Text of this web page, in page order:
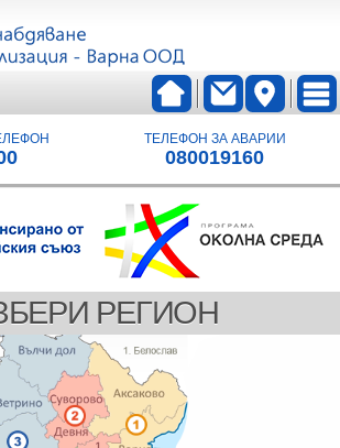
ТЕЛЕФОН ЗА АВАРИИ
080019160
РЕГИОН